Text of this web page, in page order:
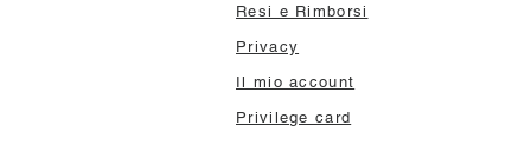
Resi e Rimborsi
Privacy
Il mio account
Privilege card